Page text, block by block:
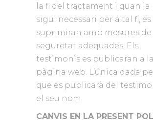
la fi del tractament i quan ja
sigui necessari per a tal fi, es
suprimiran amb mesures de
seguretat adequades. Els
testimonis es publicaran a
pàgina web. L’única dada
que es publicarà del
el seu nom.
CANVIS EN LA PRESENT